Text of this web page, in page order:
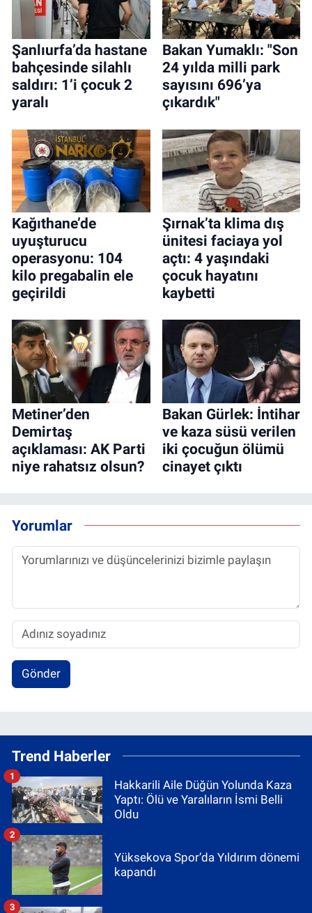
Şanlıurfa’da hastane
bahçesinde silahlı
saldırı: 1’i çocuk 2
yaralı
Bakan Yumaklı: "Son
24 yılda milli park
sayısını 696’ya
çıkardık"
Kağıthane’de
uyuşturucu
operasyonu: 104
kilo pregabalin ele
geçirildi
Şırnak’ta klima dış
ünitesi faciaya yol
açtı: 4 yaşındaki
çocuk hayatını
kaybetti
Metiner’den
Demirtaş
açıklaması: AK Parti
niye rahatsız olsun?
Bakan Gürlek: İntihar
ve kaza süsü verilen
iki çocuğun ölümü
cinayet çıktı
Yorumlar
Gönder
Trend Haberler
Hakkarili Aile Düğün Yolunda Kaza
Yaptı: Ölü ve Yaralıların İsmi Belli
Oldu
1
Yüksekova Spor’da Yıldırım dönemi
kapandı
2
3